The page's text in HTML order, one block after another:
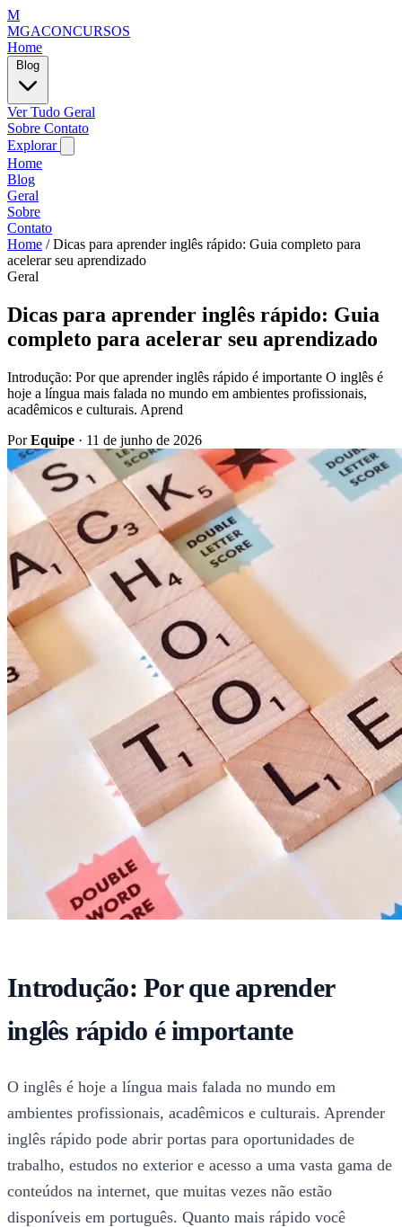
M
MGACONCURSOS
Home
Ver Tudo Geral
Sobre Contato
Explorar
Home
Blog
Geral
Sobre
Contato
Home / Dicas para aprender inglês rápido: Guia completo para
acelerar seu aprendizado
Geral
Dicas para aprender inglês rápido: Guia
completo para acelerar seu aprendizado
Introdução: Por que aprender inglês rápido é importante O inglês é
hoje a língua mais falada no mundo em ambientes profissionais,
acadêmicos e culturais. Aprend
PorEquipe · 11 de junho de 2026
Introdução: Por que aprender
inglês rápido é importante
O inglês é hoje a língua mais falada no mundo em
ambientes profissionais, acadêmicos e culturais. Aprender
inglês rápido pode abrir portas para oportunidades de
trabalho, estudos no exterior e acesso a uma vasta gama de
conteúdos na internet, que muitas vezes não estão
disponíveis em português. Quanto mais rápido você